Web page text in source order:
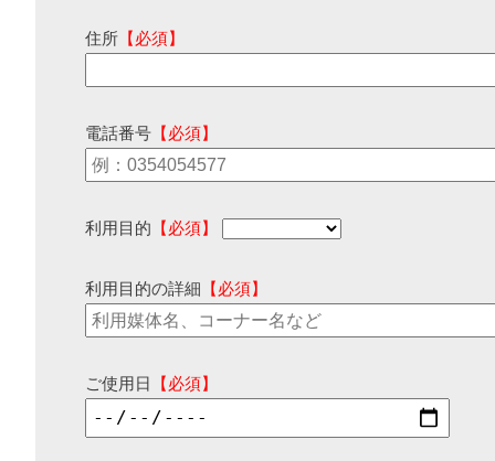
住所 【必須】
電話番号 【必須】
利用目的 【必須】
利用目的の詳細 【必須】
ご使用日 【必須】